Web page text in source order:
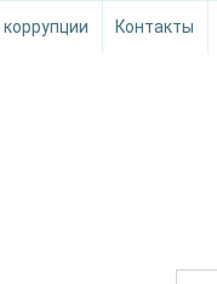
Контакты